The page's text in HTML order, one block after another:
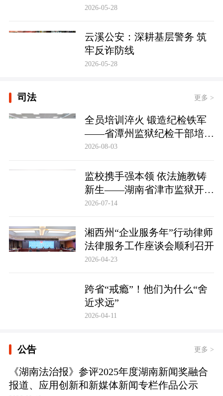
争纷
2026-05-28
云溪公安：深耕基层警务 筑
牢反诈防线
2026-05-28
司法 更多 >
全员培训淬火 锻造纪检铁军
——省潭州监狱纪检干部培训
实现全覆盖
2026-08-03
监校携手强本领 依法施教铸
新生——湖南省津市监狱开展
基层警察教育改造专项技能培
2026-07-14
湘西州“企业服务年”行动律师
法律服务工作座谈会顺利召开
2026-04-23
跨省“戒瘾”！他们为什么“舍
近求远”
2026-04-11
公告 更多 >
《湖南法治报》参评2025年度湖南新闻奖融合
报道、应用创新和新媒体新闻专栏作品公示